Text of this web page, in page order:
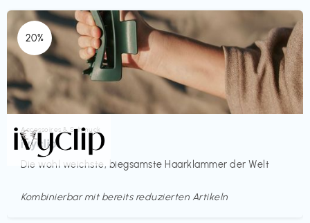
20%
Accessoires & Schmuck
ivyclip
Die wohl weichste, biegsamste Haarklammer der Welt
€€‎
Kombinierbar mit bereits reduzierten Artikeln